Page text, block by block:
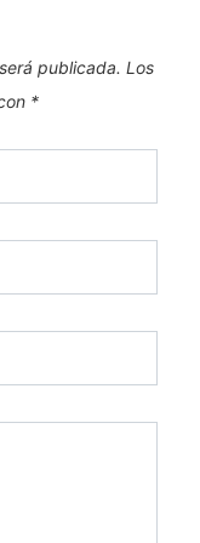
publicada. Los
*